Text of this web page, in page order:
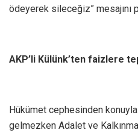
ödeyerek sileceğiz” mesajını
AKP’li Külünk’ten faizlere
Hükümet cephesinden
gelmezken Adalet ve